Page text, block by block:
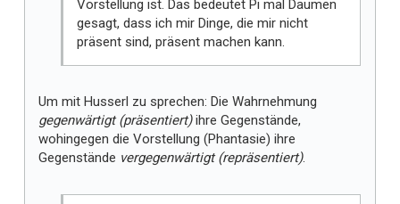
Vorstellung ist. Das bedeutet Pi mal Daumen
gesagt, dass ich mir Dinge, die mir nicht
präsent sind, präsent machen kann.
Um mit Husserl zu sprechen: Die Wahrnehmung
gegenwärtigt (präsentiert)ihre Gegenstände,
wohingegen die Vorstellung (Phantasie) ihre
Gegenstände vergegenwärtigt (repräsentiert).